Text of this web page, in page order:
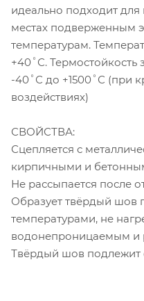
идеально подходит
местах подверженным
температурам.
+40˚С. Термостойкость
-40˚С до +1500˚С (при
воздействиях)
СВОЙСТВА:
Сцепляется с
кирпичными и
Не рассыпается после
Образует твёрдый шов
температурами, не
водонепроницаемым и
Твёрдый шов подлежит